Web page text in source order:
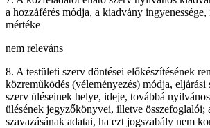
a hozzáférés módja, a kiadvány
mértéke
nem releváns
8. A testületi szerv döntései előkészítésének
közreműködés (véleményezés) módja, eljárási
szerv üléseinek helye, ideje, továbbá
ülésének jegyzőkönyvei, illetve összefoglalói;
szavazásának adatai, ha ezt jogszabály nem